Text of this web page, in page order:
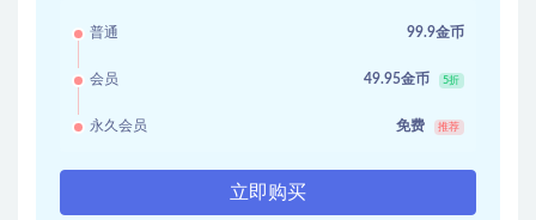
普通 99.9金币
会员 49.95金币 5折
永久会员 免费 推荐
立即购买